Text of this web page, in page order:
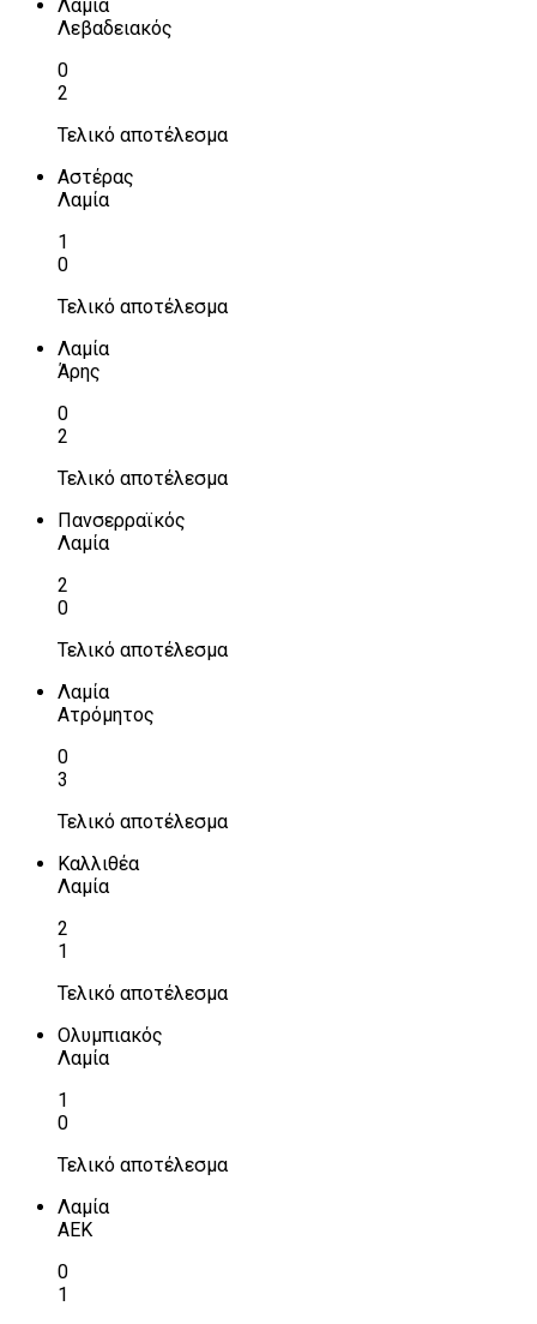
Λαμία
Λεβαδειακός
0
2
Τελικό αποτέλεσμα
Αστέρας
Λαμία
1
0
Τελικό αποτέλεσμα
Λαμία
Άρης
0
2
Τελικό αποτέλεσμα
Πανσερραϊκός
Λαμία
2
0
Τελικό αποτέλεσμα
Λαμία
Ατρόμητος
0
3
Τελικό αποτέλεσμα
Καλλιθέα
Λαμία
2
1
Τελικό αποτέλεσμα
Ολυμπιακός
Λαμία
1
0
Τελικό αποτέλεσμα
Λαμία
ΑΕΚ
0
1